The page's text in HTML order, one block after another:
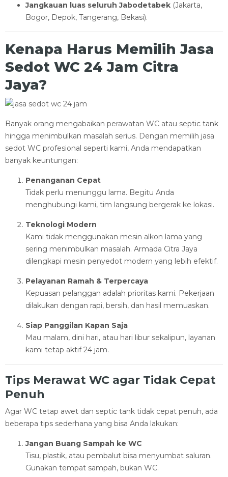
Jangkauan luas seluruh Jabodetabek (Jakarta,
Bogor, Depok, Tangerang, Bekasi).
Kenapa Harus Memilih Jasa
Sedot WC 24 Jam Citra
Jaya?
Banyak orang mengabaikan perawatan WC atau septic tank
hingga menimbulkan masalah serius. Dengan memilih jasa
sedot WC profesional seperti kami, Anda mendapatkan
banyak keuntungan:
Penanganan Cepat
Tidak perlu menunggu lama. Begitu Anda
menghubungi kami, tim langsung bergerak ke lokasi.
Teknologi Modern
Kami tidak menggunakan mesin alkon lama yang
sering menimbulkan masalah. Armada Citra Jaya
dilengkapi mesin penyedot modern yang lebih efektif.
Pelayanan Ramah & Terpercaya
Kepuasan pelanggan adalah prioritas kami. Pekerjaan
dilakukan dengan rapi, bersih, dan hasil memuaskan.
Siap Panggilan Kapan Saja
Mau malam, dini hari, atau hari libur sekalipun, layanan
kami tetap aktif 24 jam.
Tips Merawat WC agar Tidak Cepat
Penuh
Agar WC tetap awet dan septic tank tidak cepat penuh, ada
beberapa tips sederhana yang bisa Anda lakukan:
Jangan Buang Sampah ke WC
Tisu, plastik, atau pembalut bisa menyumbat saluran.
Gunakan tempat sampah, bukan WC.